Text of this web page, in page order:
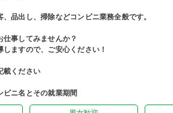
品出し、掃除などコンビニ業務全般です。
仕事してみませんか？
ますので、ご安心ください！
載ください
ニ名とその就業期間